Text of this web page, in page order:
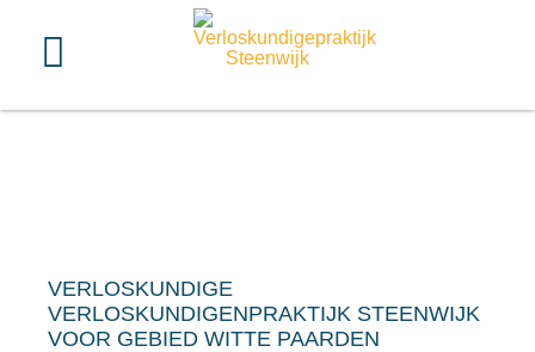
VERLOSKUNDIGE
VERLOSKUNDIGENPRAKTIJK STEENWIJK
VOOR GEBIED WITTE PAARDEN